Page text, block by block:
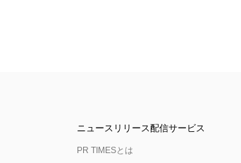
ニュースリリース配信サービス
PR TIMESとは